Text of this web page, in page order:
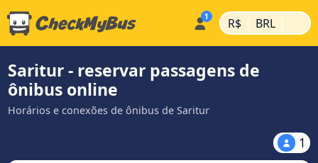
R$ | BRL |
Saritur - reservar passagens de
ônibus online
Horários e conexões de ônibus de Saritur
1